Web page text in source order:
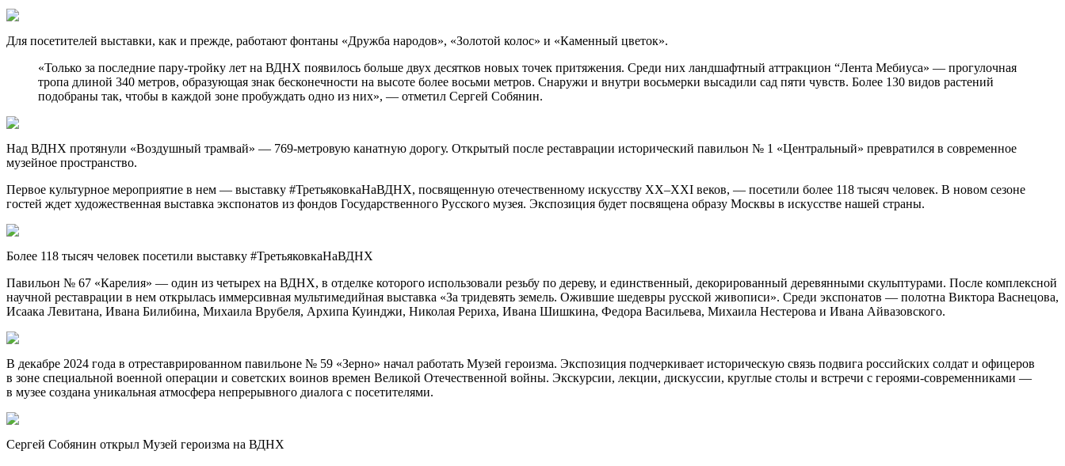
Для посетителей выставки, как и прежде, работают фонтаны «Дружба народов», «Золотой колос» и «Каменный цветок».
«Только за последние пару-тройку лет на ВДНХ появилось больше двух десятков новых точек притяжения. Среди них ландшафтный аттракцион “Лента Мебиуса» — прогулочная
тропа длиной 340 метров, образующая знак бесконечности на высоте более восьми метров. Снаружи и внутри восьмерки высадили сад пяти чувств. Более 130 видов растений
подобраны так, чтобы в каждой зоне пробуждать одно из них», — отметил Сергей Собянин.
Над ВДНХ протянули «Воздушный трамвай» — 769-метровую канатную дорогу. Открытый после реставрации исторический павильон № 1 «Центральный» превратился в современное
музейное пространство.
Первое культурное мероприятие в нем — выставку #ТретьяковкаНаВДНХ, посвященную отечественному искусству XX–XXI веков, — посетили более 118 тысяч человек. В новом сезоне
гостей ждет художественная выставка экспонатов из фондов Государственного Русского музея. Экспозиция будет посвящена образу Москвы в искусстве нашей страны.
Более 118 тысяч человек посетили выставку #ТретьяковкаНаВДНХ
Павильон № 67 «Карелия» — один из четырех на ВДНХ, в отделке которого использовали резьбу по дереву, и единственный, декорированный деревянными скульптурами. После комплексной
научной реставрации в нем открылась иммерсивная мультимедийная выставка «За тридевять земель. Ожившие шедевры русской живописи». Среди экспонатов — полотна Виктора Васнецова,
Исаака Левитана, Ивана Билибина, Михаила Врубеля, Архипа Куинджи, Николая Рериха, Ивана Шишкина, Федора Васильева, Михаила Нестерова и Ивана Айвазовского.
В декабре 2024 года в отреставрированном павильоне № 59 «Зерно» начал работать Музей героизма. Экспозиция подчеркивает историческую связь подвига российских солдат и офицеров
в зоне специальной военной операции и советских воинов времен Великой Отечественной войны. Экскурсии, лекции, дискуссии, круглые столы и встречи с героями-современниками —
в музее создана уникальная атмосфера непрерывного диалога с посетителями.
Сергей Собянин открыл Музей героизма на ВДНХ